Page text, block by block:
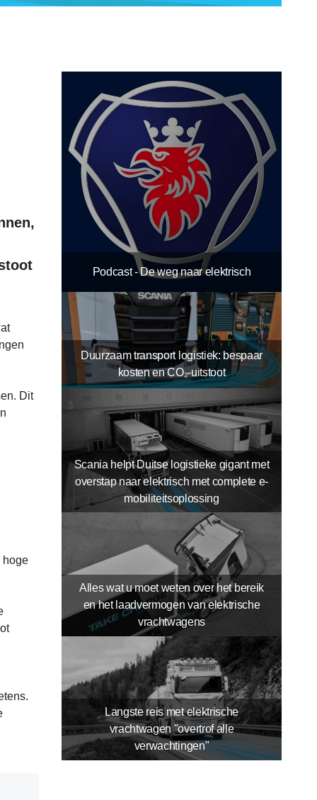
Dit
hoge
Podcast - De weg naar elektrisch
Duurzaam transport logistiek: bespaar
kosten en CO₂-uitstoot
Scania helpt Duitse logistieke gigant met
overstap naar elektrisch met complete e-
mobiliteitsoplossing
Alles wat u moet weten over het bereik
en het laadvermogen van elektrische
vrachtwagens
Langste reis met elektrische
vrachtwagen "overtrof alle
verwachtingen"